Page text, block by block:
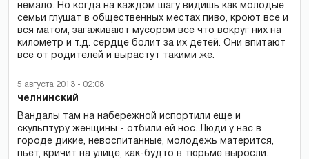
немало. Но когда на каждом шагу видишь как молодые
семьи глушат в общественных местах пиво, кроют все и
вся матом, загаживают мусором все что вокруг них на
километр и т.д. сердце болит за их детей. Они впитают
все от родителей и вырастут такими же.
5 августа 2013 - 02:08
челнинский
Вандалы там на набережной испортили еще и
скульптуру женщины - отбили ей нос. Люди у нас в
городе дикие, невоспитанные, молодежь матерится,
пьет, кричит на улице, как-будто в тюрьме выросли.